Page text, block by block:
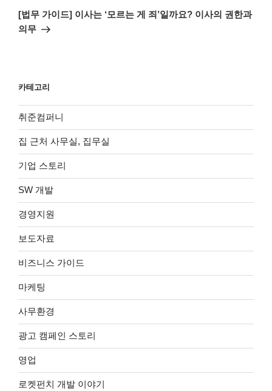
음
글
[법무 가이드] 이사는 ‘모르는 게 죄’일까요? 이사의 권한과
의무
카테고리
취준컴퍼니
집 근처 사무실, 집무실
기업 스토리
SW 개발
경영지원
보도자료
비즈니스 가이드
마케팅
사무환경
광고 캠페인 스토리
영업
로켓펀치 개발 이야기